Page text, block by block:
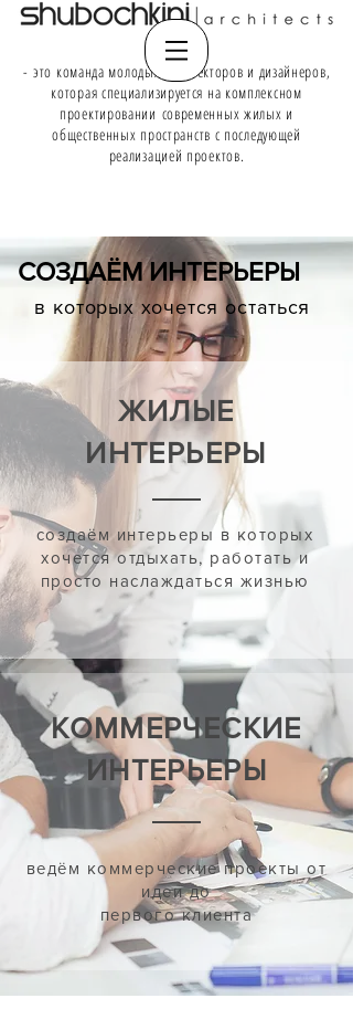
SHUBOCHKINI | architects
- это команда молодых архитекторов и дизайнеров,
которая специализируется на комплексном
проектировании современных жилых и
общественных пространств с последующей
реализацией проектов.
СОЗДАЁМ ИНТЕРЬЕРЫ
в которых хочется остаться
ЖИЛЫЕ
ИНТЕРЬЕРЫ
создаём интерьеры в которых
хочется отдыхать, работать и
просто наслаждаться жизнью
КОММЕРЧЕСКИЕ
ИНТЕРЬЕРЫ
ведём коммерческие проекты от
идеи до
первого клиента